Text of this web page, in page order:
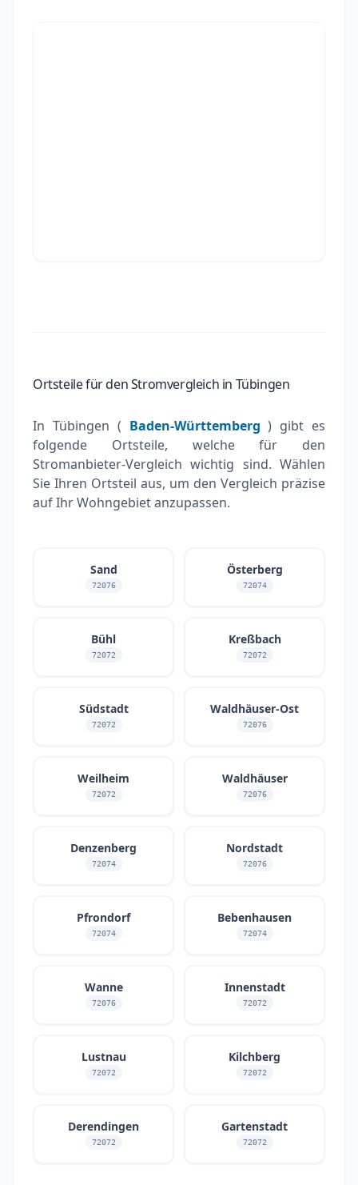
Ortsteile für den Stromvergleich in Tübingen
In Tübingen ( Baden-Württemberg ) gibt es
folgende Ortsteile, welche für den
Stromanbieter-Vergleich wichtig sind. Wählen
Sie Ihren Ortsteil aus, um den Vergleich präzise
auf Ihr Wohngebiet anzupassen.
Sand
72076
Österberg
72074
Bühl
72072
Kreßbach
72072
Südstadt
72072
Waldhäuser-Ost
72076
Weilheim
72072
Waldhäuser
72076
Denzenberg
72074
Nordstadt
72076
Pfrondorf
72074
Bebenhausen
72074
Wanne
72076
Innenstadt
72072
Lustnau
72072
Kilchberg
72072
Derendingen
72072
Gartenstadt
72072